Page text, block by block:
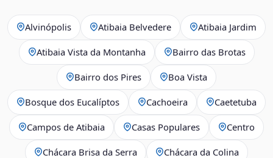
Alvinópolis Atibaia Belvedere Atibaia Jardim
Atibaia Vista da Montanha Bairro das Brotas
Bairro dos Pires Boa Vista
Bosque dos Eucalíptos Cachoeira Caetetuba
Campos de Atibaia Casas Populares Centro
Chácara Brisa da Serra Chácara da Colina